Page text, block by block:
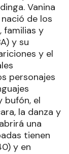
Vanina
de los
familias y
y su
y el
personajes
bufón, el
la danza y
una
tienen
y en